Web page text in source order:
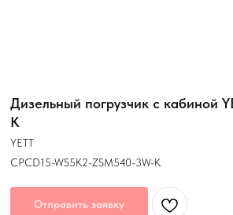
Дизельный погрузчик с кабиной
K
YETT
CPCD15-WS5K2-ZSM540-3W-K
Отправить заявку